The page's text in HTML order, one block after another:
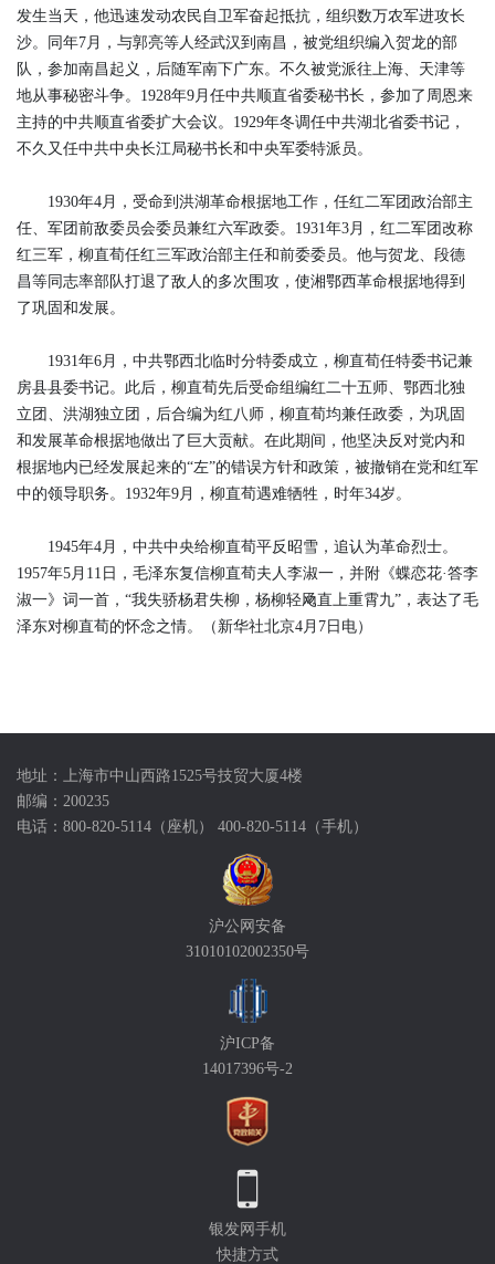
发生当天，他迅速发动农民自卫军奋起抵抗，组织数万农军进攻长
沙。同年7月，与郭亮等人经武汉到南昌，被党组织编入贺龙的部
队，参加南昌起义，后随军南下广东。不久被党派往上海、天津等
地从事秘密斗争。1928年9月任中共顺直省委秘书长，参加了周恩来
主持的中共顺直省委扩大会议。1929年冬调任中共湖北省委书记，
不久又任中共中央长江局秘书长和中央军委特派员。
1930年4月，受命到洪湖革命根据地工作，任红二军团政治部主
任、军团前敌委员会委员兼红六军政委。1931年3月，红二军团改称
红三军，柳直荀任红三军政治部主任和前委委员。他与贺龙、段德
昌等同志率部队打退了敌人的多次围攻，使湘鄂西革命根据地得到
了巩固和发展。
1931年6月，中共鄂西北临时分特委成立，柳直荀任特委书记兼
房县县委书记。此后，柳直荀先后受命组编红二十五师、鄂西北独
立团、洪湖独立团，后合编为红八师，柳直荀均兼任政委，为巩固
和发展革命根据地做出了巨大贡献。在此期间，他坚决反对党内和
根据地内已经发展起来的“左”的错误方针和政策，被撤销在党和红军
中的领导职务。1932年9月，柳直荀遇难牺牲，时年34岁。
1945年4月，中共中央给柳直荀平反昭雪，追认为革命烈士。
1957年5月11日，毛泽东复信柳直荀夫人李淑一，并附《蝶恋花·答李
淑一》词一首，“我失骄杨君失柳，杨柳轻飏直上重霄九”，表达了毛
泽东对柳直荀的怀念之情。（新华社北京4月7日电）
地址：上海市中山西路1525号技贸大厦4楼
邮编：200235
电话：800-820-5114（座机） 400-820-5114（手机）
沪公网安备
31010102002350号
沪ICP备
14017396号-2
银发网手机
快捷方式